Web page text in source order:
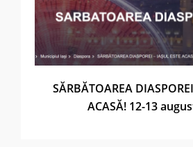
SĂRBĂTOAREA
ACASĂ! 12-13